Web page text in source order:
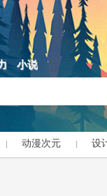
小说
动漫次元 设